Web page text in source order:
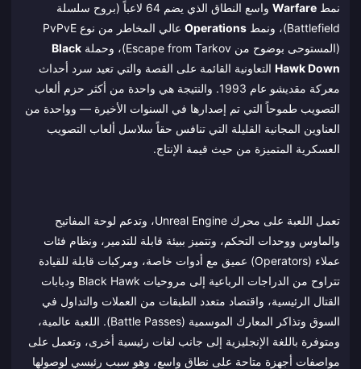
نمط Warfare
واسع النطاق الذي يضم 64 لاعباً (بروح سلسلة
Battlefield)، ونمط
Operations
عالي المخاطر من نوع PvPvE
(المستوحى بوضوح من Escape from Tarkov)، وحملة
Black
Hawk Down التعاونية القائمة على القصة والتي تعيد سرد أحداث
معركة مقديشو عام 1993. والنتيجة هي واحدة من أكثر حزم ألعاب
التصويب طموحاً التي تم إصدارها في السنوات الأخيرة — وواحدة من
العناوين المجانية القليلة التي تنافس حقاً سلاسل ألعاب التصويب
العسكرية المتميزة من حيث قيمة الإنتاج.
تعمل اللعبة على محرك Unreal Engine، وتدعم لوحة المفاتيح
والماوس ووحدات التحكم، وتتميز ببيئة قابلة للتدمير، ونظام فئات
عملاء (Operators) عميق مع أدوات خاصة، ومركبات قابلة للقيادة
تتراوح من الدراجات الرباعية إلى مروحيات Black Hawk ودبابات
القتال الرئيسية، واقتصاد متعدد الطبقات من العملات والتداول في
السوق وتذاكر المعارك الموسمية (Battle Passes). اللعبة عالمية،
ومتوفرة باللغة الإنجليزية إلى جانب لغات رئيسية أخرى، وتعمل على
مواصفات أجهزة متاحة على نطاق واسع، وهو سبب رئيسي لوصولها